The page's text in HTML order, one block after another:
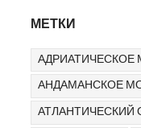
МЕТКИ
АДРИАТИЧЕСКОЕ
АНДАМАНСКОЕ
АТЛАНТИЧЕСКИЙ